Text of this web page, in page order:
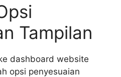
Tampilan
dashboard website
opsi penyesuaian